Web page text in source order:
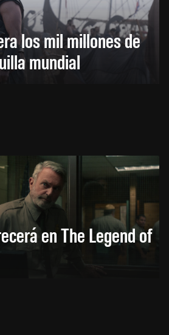
los mil millones de
mundial
en The Legend of